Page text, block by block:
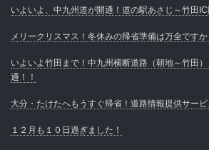
いよいよ、中九州道が開通！道の駅あさじ～竹田
メリークリスマス！冬休みの帰省準備は万全ですか
いよいよ竹田まで！中九州横断道路（朝地～竹田
通！！
大分・たけたへもうすぐ帰省！道路情報提供サー
１２月も１０日過ぎました！